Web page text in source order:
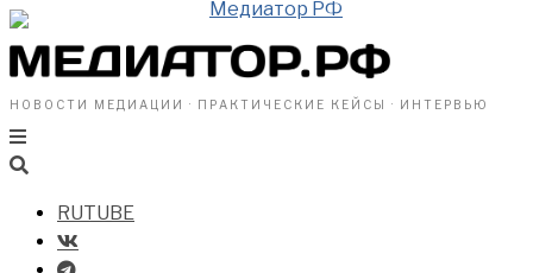
НОВОСТИ МЕДИАЦИИ · ПРАКТИЧЕСКИЕ КЕЙСЫ · ИНТЕРВЬЮ
RUTUBE